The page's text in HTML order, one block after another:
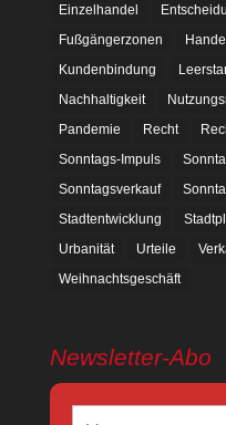
Einzelhandel
Fußgängerzonen
Kundenbindung
Nachhaltigkeit
Pandemie
Recht
Sonntags-Impuls
Sonntagsverkauf
Stadtentwicklung
Urbanität
Urteile
Weihnachtsgeschäft
Newsletter-Abo